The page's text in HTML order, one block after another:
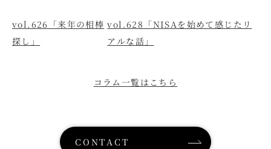
vol.626「来年の相棒
探し」
vol.628「NISAを始めて感じたリ
アルな話」
コラム一覧はこちら
CONTACT